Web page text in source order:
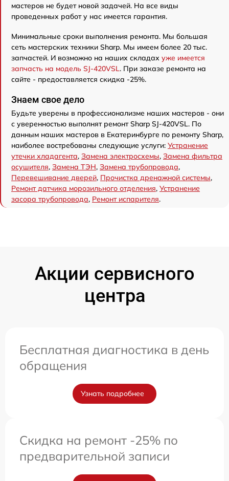
мастеров не будет новой задачей. На все виды
проведенных работ у нас имеется гарантия.
Минимальные сроки выполнения ремонта. Мы большая
сеть мастерских техники Sharp. Мы имеем более 20 тыс.
запчастей. И возможно на наших складах уже имеется
запчасть на модель SJ-420VSL. При заказе ремонта на
сайте - предоставляется скидка -25%.
Знаем свое дело
Будьте уверены в профессионализме наших мастеров - они
с уверенностью выполнят ремонт Sharp SJ-420VSL. По
данным наших мастеров в Екатеринбурге по ремонту Sharp,
наиболее востребованы следующие услуги: Устранение
утечки хладагента, Замена электросхемы, Замена фильтра
осушителя, Замена ТЭН, Замена трубопровода,
Перевешивание дверей, Прочистка дренажной системы,
Ремонт датчика морозильного отделения, Устранение
засора трубопровода, Ремонт испарителя.
Акции сервисного
центра
Бесплатная диагностика в день
обращения
Узнать подробнее
Скидка на ремонт -25% по
предварительной записи